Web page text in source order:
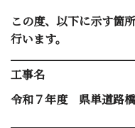
この度、以下に示す箇
行います。
工事名
令和７年度 県単道路